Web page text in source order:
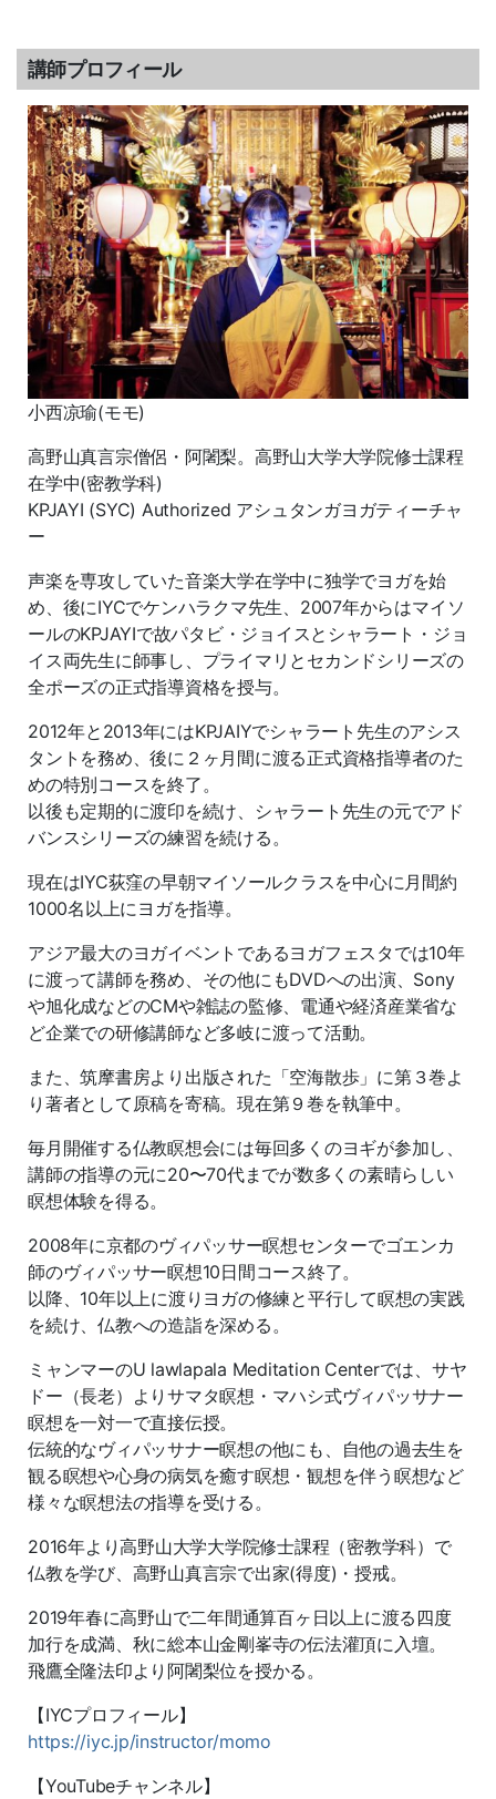
講師プロフィール
小西凉瑜(モモ)
高野山真言宗僧侶・阿闍梨。高野山大学大学院修士課程
在学中(密教学科)
KPJAYI (SYC) Authorized アシュタンガヨガティーチャ
ー
声楽を専攻していた音楽大学在学中に独学でヨガを始
め、後にIYCでケンハラクマ先生、2007年からはマイソ
ールのKPJAYIで故パタビ・ジョイスとシャラート・ジョ
イス両先生に師事し、プライマリとセカンドシリーズの
全ポーズの正式指導資格を授与。
2012年と2013年にはKPJAIYでシャラート先生のアシス
タントを務め、後に２ヶ月間に渡る正式資格指導者のた
めの特別コースを終了。
以後も定期的に渡印を続け、シャラート先生の元でアド
バンスシリーズの練習を続ける。
現在はIYC荻窪の早朝マイソールクラスを中心に月間約
1000名以上にヨガを指導。
アジア最大のヨガイベントであるヨガフェスタでは10年
に渡って講師を務め、その他にもDVDへの出演、Sony
や旭化成などのCMや雑誌の監修、電通や経済産業省な
ど企業での研修講師など多岐に渡って活動。
また、筑摩書房より出版された「空海散歩」に第３巻よ
り著者として原稿を寄稿。現在第９巻を執筆中。
毎月開催する仏教瞑想会には毎回多くのヨギが参加し、
講師の指導の元に20〜70代までが数多くの素晴らしい
瞑想体験を得る。
2008年に京都のヴィパッサー瞑想センターでゴエンカ
師のヴィパッサー瞑想10日間コース終了。
以降、10年以上に渡りヨガの修練と平行して瞑想の実践
を続け、仏教への造詣を深める。
ミャンマーのU lawlapala Meditation Centerでは、サヤ
ドー（長老）よりサマタ瞑想・マハシ式ヴィパッサナー
瞑想を一対一で直接伝授。
伝統的なヴィパッサナー瞑想の他にも、自他の過去生を
観る瞑想や心身の病気を癒す瞑想・観想を伴う瞑想など
様々な瞑想法の指導を受ける。
2016年より高野山大学大学院修士課程（密教学科）で
仏教を学び、高野山真言宗で出家(得度)・授戒。
2019年春に高野山で二年間通算百ヶ日以上に渡る四度
加行を成満、秋に総本山金剛峯寺の伝法灌頂に入壇。
飛鷹全隆法印より阿闍梨位を授かる。
【IYCプロフィール】
https://iyc.jp/instructor/momo
【YouTubeチャンネル】